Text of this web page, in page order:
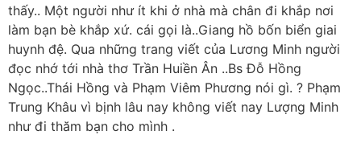
thấy.. Một người như ít khi ở nhà mà chân đi khắp nơi
làm bạn bè khắp xứ. cái gọi là..Giang hồ bốn biển giai
huynh đệ. Qua những trang viết của Lương Minh người
đọc nhớ tới nhà thơ Trần Huiền Ân ..Bs Đỗ Hồng
Ngọc..Thái Hồng và Phạm Viêm Phương nói gì. ? Phạm
Trung Khâu vì bịnh lâu nay không viết nay Lượng Minh
như đi thăm bạn cho mình .